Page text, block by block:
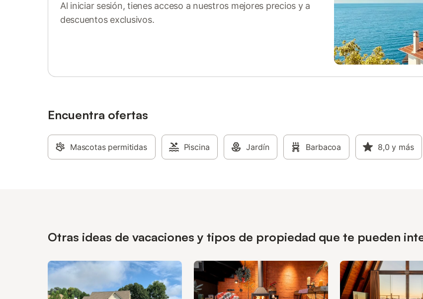
Al iniciar sesión, tienes acceso a nuestros mejores precios y a
descuentos exclusivos.
Encuentra ofertas
Mascotas permitidas Piscina Jardín Barbacoa 8,0 y más
Otras ideas de vacaciones y tipos de propiedad que te pueden